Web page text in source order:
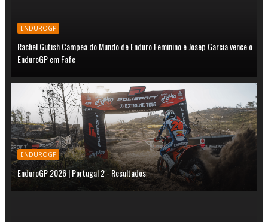
ENDUROGP
Rachel Gutish Campeã do Mundo de Enduro Feminino e Josep Garcia vence o
EnduroGP em Fafe
ENDUROGP
EnduroGP 2026 | Portugal 2 - Resultados